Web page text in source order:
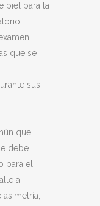
piel para la
que se
sus
que
debe
para el
a